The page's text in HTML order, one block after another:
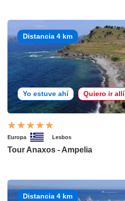
Distancia 4 km
Yo estuve ahí Quiero ir allí
Europa Lesbos
Tour Anaxos - Ampelia
Distancia 4 km